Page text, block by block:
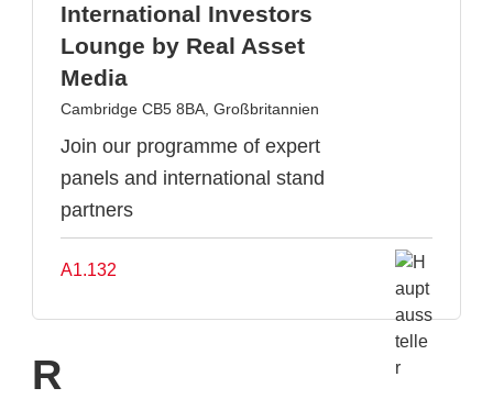
International Investors
Lounge by Real Asset
Media
Cambridge CB5 8BA, Großbritannien
Join our programme of expert
panels and international stand
partners
A1.132
R